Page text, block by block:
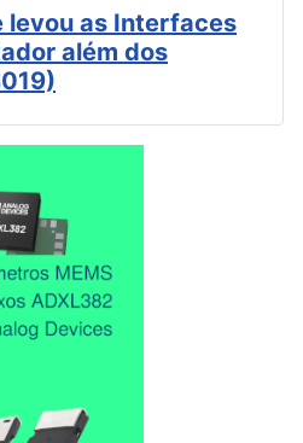
levou as Interfaces
além dos